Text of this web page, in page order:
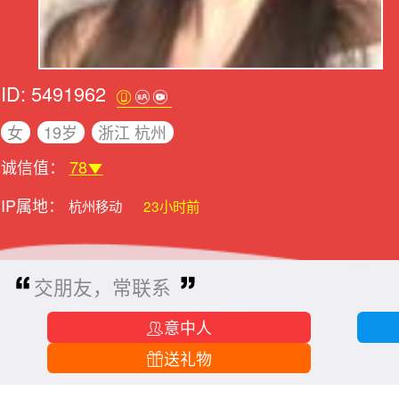
ID: 5491962
女 19岁
浙江 杭州
诚信值： 78
IP属地：
杭州移动 23小时前
交朋友，常联系
意中人
送礼物